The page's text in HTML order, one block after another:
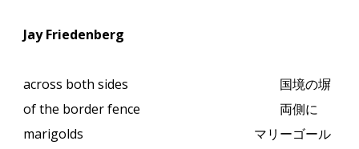
Jay Friedenberg
across both sides
国境の塀
of the border fence
両側に
marigolds
マリーゴール